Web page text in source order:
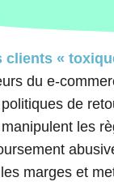
clients «
du e-
de
les
marges et